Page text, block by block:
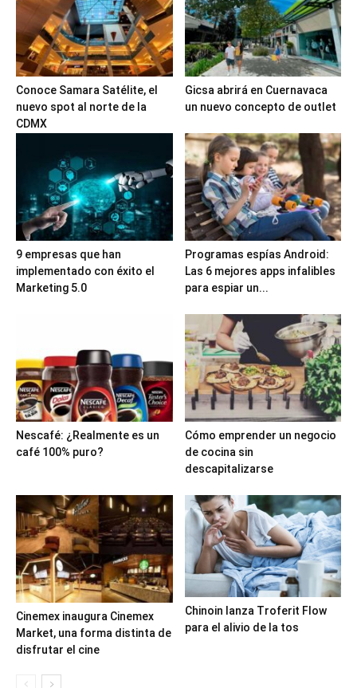
Conoce Samara Satélite, el
nuevo spot al norte de la
CDMX
Gicsa abrirá en Cuernavaca
un nuevo concepto de outlet
9 empresas que han
implementado con éxito el
Marketing 5.0
Programas espías Android:
Las 6 mejores apps infalibles
para espiar un...
Nescafé: ¿Realmente es un
café 100% puro?
Cómo emprender un negocio
de cocina sin
descapitalizarse
Cinemex inaugura Cinemex
Market, una forma distinta de
disfrutar el cine
Chinoin lanza Troferit Flow
para el alivio de la tos